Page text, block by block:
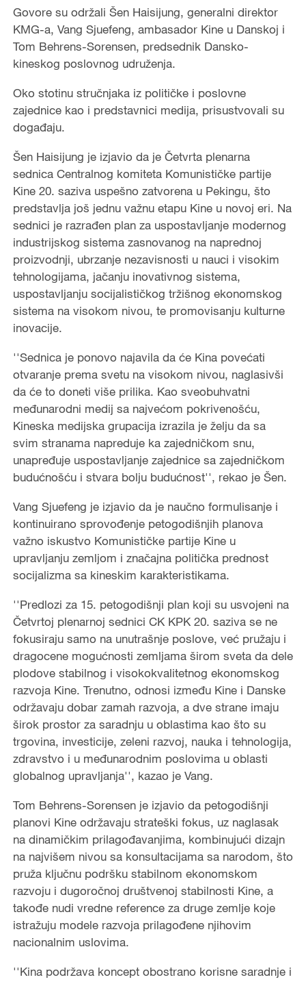
Govore su održali Šen Haisijung, generalni direktor
KMG-a, Vang Sjuefeng, ambasador Kine u Danskoj i
Tom Behrens-Sorensen, predsednik Dansko-
kineskog poslovnog udruženja.
Oko stotinu stručnjaka iz političke i poslovne
zajednice kao i predstavnici medija, prisustvovali su
događaju.
Šen Haisijung je izjavio da je Četvrta plenarna
sednica Centralnog komiteta Komunističke partije
Kine 20. saziva uspešno zatvorena u Pekingu, što
predstavlja još jednu važnu etapu Kine u novoj eri. Na
sednici je razrađen plan za uspostavljanje modernog
industrijskog sistema zasnovanog na naprednoj
proizvodnji, ubrzanje nezavisnosti u nauci i visokim
tehnologijama, jačanju inovativnog sistema,
uspostavljanju socijalističkog tržišnog ekonomskog
sistema na visokom nivou, te promovisanju kulturne
inovacije.
''Sednica je ponovo najavila da će Kina povećati
otvaranje prema svetu na visokom nivou, naglasivši
da će to doneti više prilika. Kao sveobuhvatni
međunarodni medij sa najvećom pokrivenošću,
Kineska medijska grupacija izrazila je želju da sa
svim stranama napreduje ka zajedničkom snu,
unapređuje uspostavljanje zajednice sa zajedničkom
budućnošću i stvara bolju budućnost'', rekao je Šen.
Vang Sjuefeng je izjavio da je naučno formulisanje i
kontinuirano sprovođenje petogodišnjih planova
važno iskustvo Komunističke partije Kine u
upravljanju zemljom i značajna politička prednost
socijalizma sa kineskim karakteristikama.
''Predlozi za 15. petogodišnji plan koji su usvojeni na
Četvrtoj plenarnoj sednici CK KPK 20. saziva se ne
fokusiraju samo na unutrašnje poslove, već pružaju i
dragocene mogućnosti zemljama širom sveta da dele
plodove stabilnog i visokokvalitetnog ekonomskog
razvoja Kine. Trenutno, odnosi između Kine i Danske
održavaju dobar zamah razvoja, a dve strane imaju
širok prostor za saradnju u oblastima kao što su
trgovina, investicije, zeleni razvoj, nauka i tehnologija,
zdravstvo i u međunarodnim poslovima u oblasti
globalnog upravljanja'', kazao je Vang.
Tom Behrens-Sorensen je izjavio da petogodišnji
planovi Kine održavaju strateški fokus, uz naglasak
na dinamičkim prilagođavanjima, kombinujući dizajn
na najvišem nivou sa konsultacijama sa narodom, što
pruža ključnu podršku stabilnom ekonomskom
razvoju i dugoročnoj društvenoj stabilnosti Kine, a
takođe nudi vredne reference za druge zemlje koje
istražuju modele razvoja prilagođene njihovim
nacionalnim uslovima.
''Kina podržava koncept obostrano korisne saradnje i